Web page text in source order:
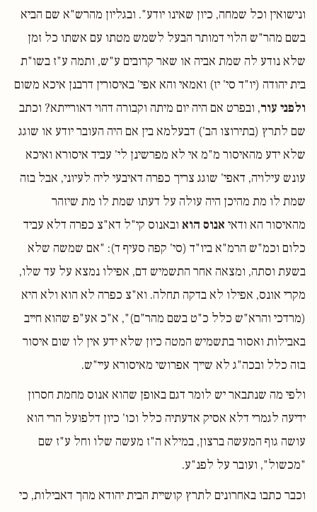
ונישואין וכל שמחה, כיון שאינו יודע". ובגליון מהרש"א שם הביא
בשם מהר"ש הלוי דמותר הבעל לשמש מטתו עם אשתו כל זמן
שלא נודע לה שמת אביה או שאר קרובים ע"ש, ותמה ע"ז בשו"ת
בית יהודה (יו"ד סי' יז) ואמאי והא אפי' באיסורין דרבנן איכא משום
ולפני עור, ובפרט אם היה יום מיתה וקבורה דהוי דאורייתא? וכתב
שם לתרץ (בתירוצו הב') דבעלמא בין אם היה העובר יודע או שוגג
שלא ידע מהאיסור מ"מ אי לא מפרשינן לי' עביד איסורא ואיכא
עונש עילויה, דאפי' שוגג צריך כפרה דאיבעי ליה לעיוני, אבל בזה
שמת לו מת מהיכן היה עולה על דעתו שמת לו מת שיזהר
מהאיסור הא ודאי אנוס הוא ובאנוס קי"ל דא"צ כפרה דלא עביד
כלום וכמ"ש הרמ"א ביו"ד (סי' קפה סעיף ד): "אם שמשה שלא
בשעת וסתה, ומצאה אחר התשמיש דם, אפילו נמצא על עד שלו,
מקרי אונס, אפילו לא בדקה תחלה. וא"צ כפרה לא הוא ולא היא
(מרדכי והרא"ש כלל כ"ט בשם מהר"ם)", א"כ אע"פ שהוא חייב
באבילות ואסור בתשמיש המטה כיון שלא ידע אין לו שום איסור
בזה כלל ובכה"ג לא שייך אפרושי מאיסורא עיי"ש.
ולפי מה שנתבאר יש לומר דגם באופן שהוא אנוס מחמת חסרון
ידיעה לגמרי דלא אסיק אדעתיה כלל וכו' כיון דלפועל הרי הוא
עושה גוף המעשה ברצון, במילא ה"ז מעשה שלו וחל ע"ז שם
"מכשול", ועובר על לפנ"ע.
וכבר כתבו באחרונים לתרץ קושיית הבית יהודא מהך דאבילות, כי